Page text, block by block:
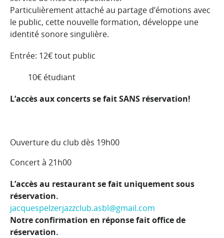
Particulièrement attaché au partage d’émotions avec
le public, cette nouvelle formation, développe une
identité sonore singulière.
Entrée: 12€ tout public
10€ étudiant
L’accès aux concerts se fait SANS réservation!
Ouverture du club dès 19h00
Concert à 21h00
L’accès au restaurant se fait uniquement sous
réservation.
jacquespelzerjazzclub.asbl@gmail.com
Notre confirmation en réponse fait office de
réservation.